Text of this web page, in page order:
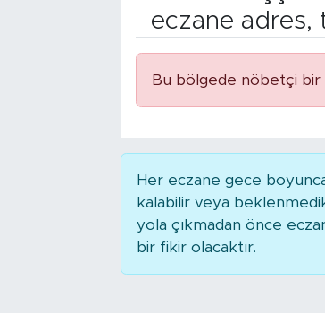
eczane adres,
Bu bölgede nöbetçi bir
Her eczane gece
kalabilir veya
yola çıkmadan önce
bir fikir olacaktır.